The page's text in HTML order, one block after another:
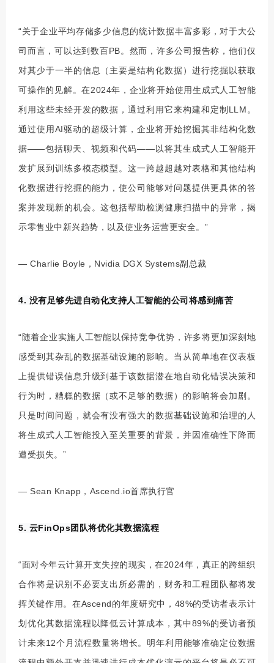
“关于企业平均存储多少信息的统计数据丰富多彩，对于大公
司而言，可以达到数百PB。然而，许多公司报告称，他们仅
对其少于一半的信息（主要是结构化数据）进行挖掘以获取
可操作的见解。在2024年，企业将开始使用生成式人工智能
利用这些未经开发的数据，通过利用它来构建和定制LLM。
通过使用AI驱动的超级计算，企业将开始挖掘其非结构化数
据——包括聊天、视频和代码——以将其生成式人工智能开
发扩展到训练多模态模型。这一跨越超越对表格和其他结构
化数据进行挖掘的能力，使公司能够对问题提供更具体的答
案并发现新的机会。这包括帮助检测健康扫描中的异常，揭
示零售业中新兴趋势，以及使业务运营更安全。”
— Charlie Boyle，Nvidia DGX Systems副总裁
4. 没有足够先进自动化支持人工智能的公司将感到痛苦
“随着企业实施人工智能以保持竞争优势，许多将更加深刻地
感受到其杂乱的数据基础设施的影响。当从简单地在仪表板
上提供错误信息升级到基于该数据潜在地自动化错误决策和
行为时，糟糕的数据（或不足够的数据）的影响将会加剧。
只是时间问题，就会有没有强大的数据基础设施和治理的人
将生成式人工智能投入至关重要的背景，并因准确性下降而
遭受损失。”
— Sean Knapp，Ascend.io首席执行官
5. 云FinOps团队将优化其数据流程
“面对今年云计算开支失控的现实，在2024年，真正的跨组织
合作将是识别不必要支出所必需的，财务和工程团队都将发
挥关键作用。在Ascend的年度研究中，48%的受访者表示计
划优化其数据流程以降低云计算成本，其中89%的受访者预
计未来12个月流程数量将增长。明年利用能够准确定位数据